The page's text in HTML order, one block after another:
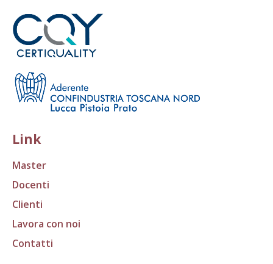
Link
Master
Docenti
Clienti
Lavora con noi
Contatti